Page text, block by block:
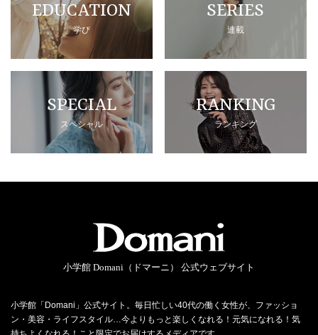
EDUCATION
学び
SERIES
連載
SPECIAL
スペシャル
RANKING
ランキング
小学館 Domani（ドマーニ） 公式ウェブサイト
小学館「Domani」公式サイト。毎日忙しい40代の働く女性が、ファッショ
ン・美容・ライフスタイル…今よりもっと楽しくなれる！元気になれる！気